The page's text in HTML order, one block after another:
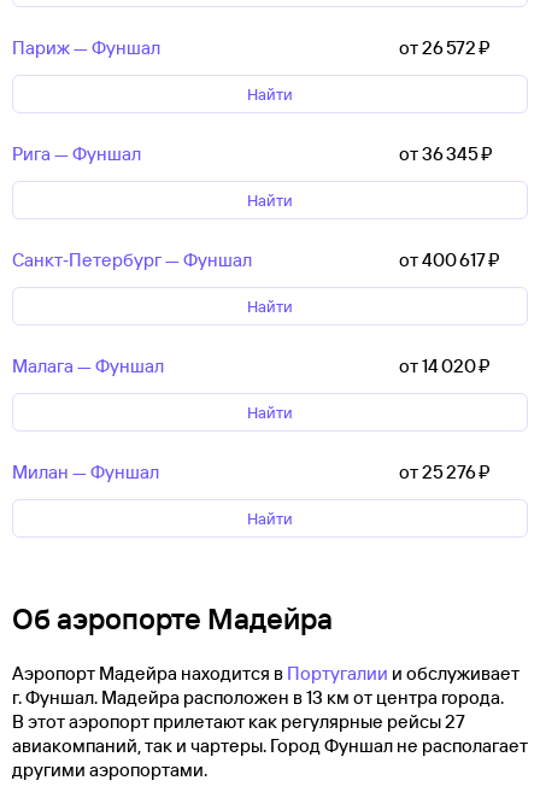
Париж — Фуншал от 26 ⁠572 ⁠₽
Найти
Рига — Фуншал от 36 ⁠345 ⁠₽
Найти
Санкт‑Петербург — Фуншал от 400 ⁠617 ⁠₽
Найти
Малага — Фуншал от 14 ⁠020 ⁠₽
Найти
Милан — Фуншал от 25 ⁠276 ⁠₽
Найти
Об аэропорте Мадейра
Аэропорт Мадейра находится в Португалии и обслуживает
г. Фуншал. Мадейра расположен в 13 км от центра города.
В этот аэропорт прилетают как регулярные рейсы 27
авиакомпаний, так и чартеры. Город Фуншал не располагает
другими аэропортами.